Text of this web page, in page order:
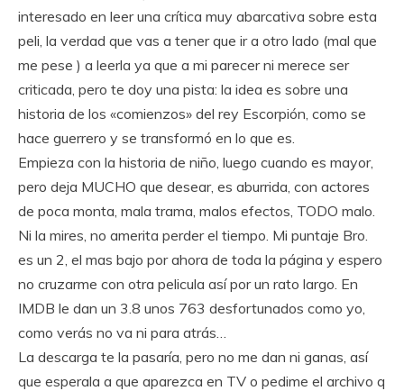
interesado en leer una crítica muy abarcativa sobre esta
peli, la verdad que vas a tener que ir a otro lado (mal que
me pese ) a leerla ya que a mi parecer ni merece ser
criticada, pero te doy una pista: la idea es sobre una
historia de los «comienzos» del rey Escorpión, como se
hace guerrero y se transformó en lo que es.
Empieza con la historia de niño, luego cuando es mayor,
pero deja MUCHO que desear, es aburrida, con actores
de poca monta, mala trama, malos efectos, TODO malo.
Ni la mires, no amerita perder el tiempo. Mi puntaje Bro.
es un 2, el mas bajo por ahora de toda la página y espero
no cruzarme con otra pelicula así por un rato largo. En
IMDB le dan un 3.8 unos 763 desfortunados como yo,
como verás no va ni para atrás…
La descarga te la pasaría, pero no me dan ni ganas, así
que esperala a que aparezca en TV o pedime el archivo q